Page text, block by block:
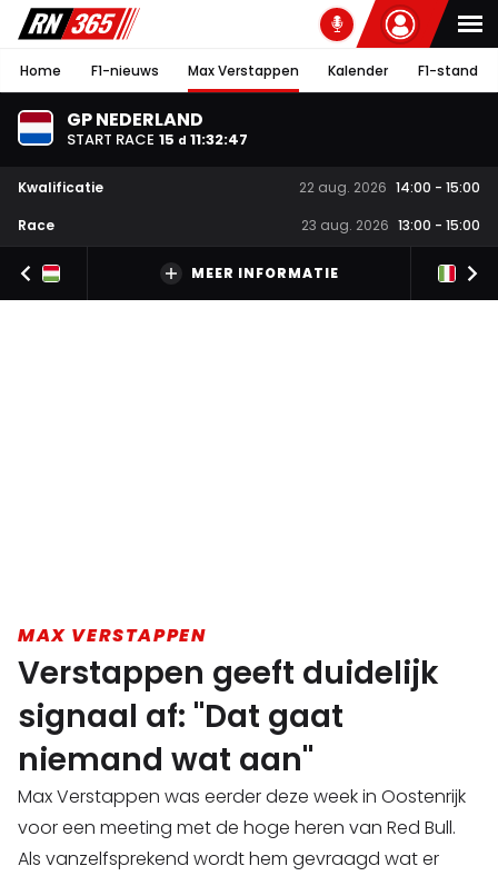
Home F1-nieuws Max Verstappen Kalender F1-stand
GP NEDERLAND
START RACE 15 d 11:32:46
Kwalificatie 22 aug. 2026 14:00 - 15:00
Race
23 aug. 2026 13:00 - 15:00
MEER INFORMATIE
MAX VERSTAPPEN
Verstappen geeft duidelijk
signaal af: "Dat gaat
niemand wat aan"
Max Verstappen was eerder deze week in Oostenrijk
voor een meeting met de hoge heren van Red Bull.
Als vanzelfsprekend wordt hem gevraagd wat er